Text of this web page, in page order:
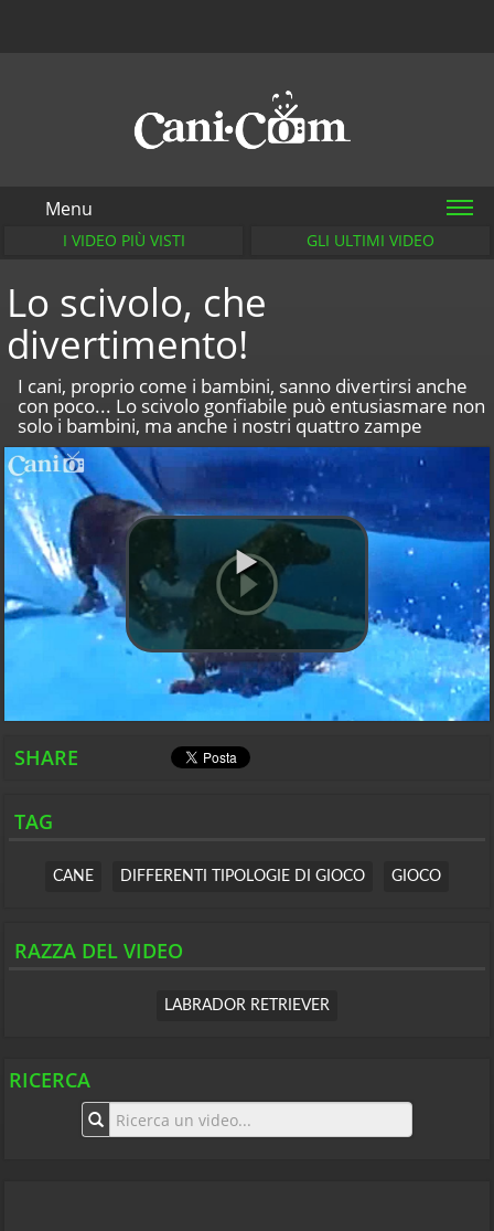
Menu
I VIDEO PIÙ VISTI GLI ULTIMI VIDEO
Lo scivolo, che
divertimento!
I cani, proprio come i bambini, sanno divertirsi anche
con poco... Lo scivolo gonfiabile può entusiasmare non
solo i bambini, ma anche i nostri quattro zampe
SHARE
TAG
CANE DIFFERENTI TIPOLOGIE DI GIOCO GIOCO
RAZZA DEL VIDEO
LABRADOR RETRIEVER
RICERCA